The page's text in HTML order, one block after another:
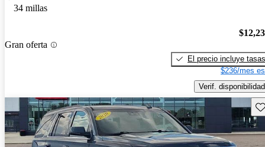
34 millas
Gran oferta
El precio incluye tasas
$236/mes
Verif. disponibilidad